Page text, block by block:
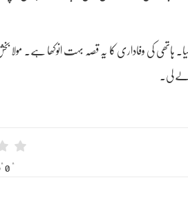
گیا۔ ہاتھی کی وفاداری کا یہ قصہ بہت انوکھا ہے۔
لی۔
" 0 "ووٹ وصول ہوئے۔